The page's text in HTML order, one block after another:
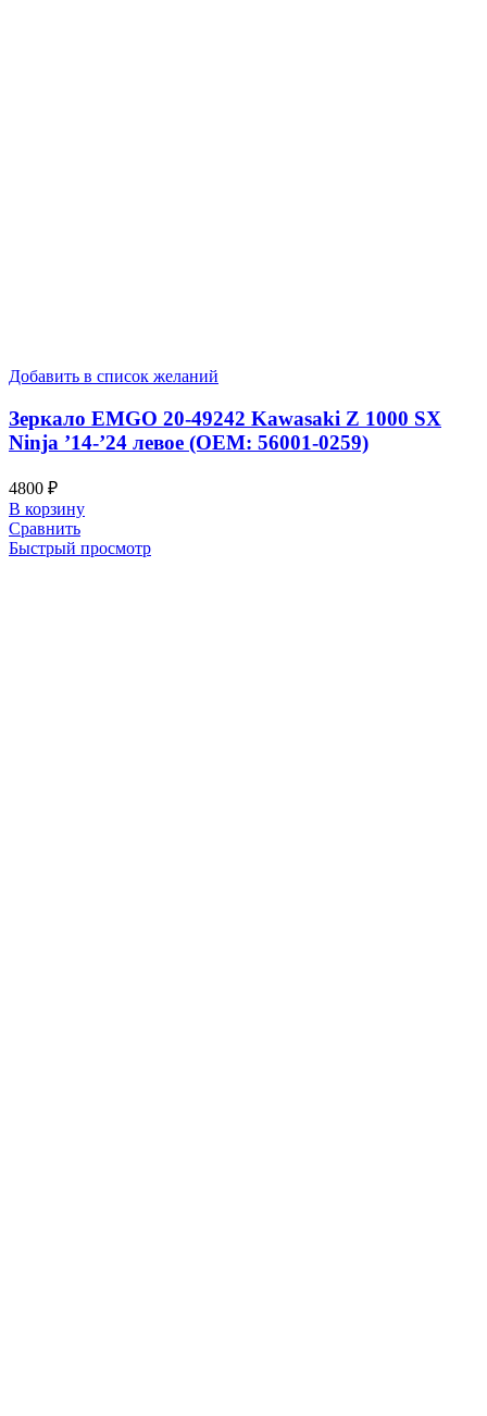
Добавить в список желаний
Зеркало EMGO 20-49242 Kawasaki Z 1000 SX
Ninja ’14-’24 левое (OEM: 56001-0259)
4800 ₽
В корзину
Сравнить
Быстрый просмотр